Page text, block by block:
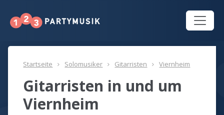
Startseite Solomusiker Gitarristen Viernheim
Gitarristen in und um
Viernheim